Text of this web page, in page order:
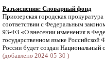
Разъяснения: Словарный фонд
Приозерская городская прокуратура
соответствии с Федеральным
93-ФЗ «О внесении изменения в
государственном языке Российской
России будет создан Национальный
(добавлено 2024-05-30 )